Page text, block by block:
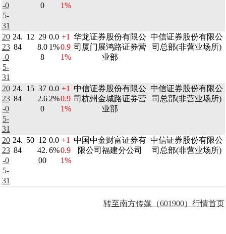
-0
5-
31
0
1%
20
23
-0
5-
31
24.
84
12 29
8.0
8
0.0
1%
+1
0.9
1%
华龙证券股份有限公
司厦门展鸿路证券营
业部
中信证券股份有限公
司总部(非营业场所)
20
23
-0
5-
31
24.
84
15 37
2.6
0
0.0
2%
+1
0.9
1%
中信证券股份有限公
司杭州金城路证券营
业部
中信证券股份有限公
司总部(非营业场所)
20
23
-0
5-
31
24.
84
50 12
42.
00
0.0
6%
+1
0.9
1%
中国中金财富证券有
限公司福建分公司
中信证券股份有限公
司总部(非营业场所)
转至南方传媒（601900）行情首页